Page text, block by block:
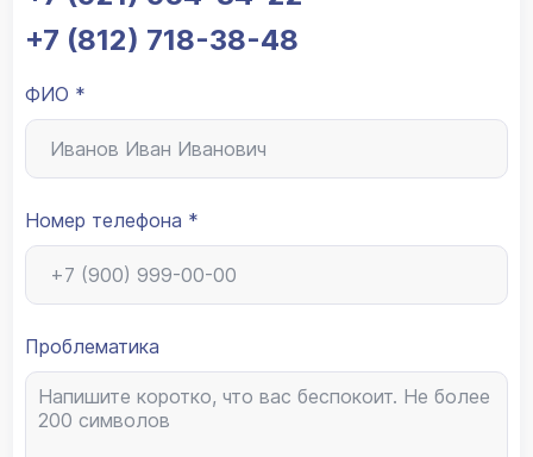
+7 (812) 718-38-48
ФИО *
Номер телефона *
Проблематика